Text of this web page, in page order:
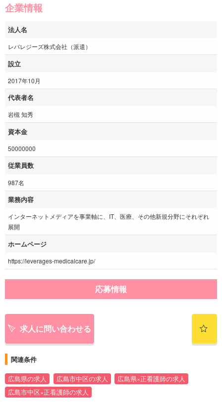
企業情報
法人名
レバレジーズ株式会社（派遣）
設立
2017年10月
代表者名
岩槻 知秀
資本金
50000000
従業員数
987名
業務内容
インターネットメディアを事業軸に、IT、医療、その他新規分野にそれぞれ
展開
ホームページ
https://leverages-medicalcare.jp/
応募情報
求人に問い合わせる
関連条件
広島県の求人 広島市中区の求人
広島県×正看護師の求人
広島市中区×正看護師の求人